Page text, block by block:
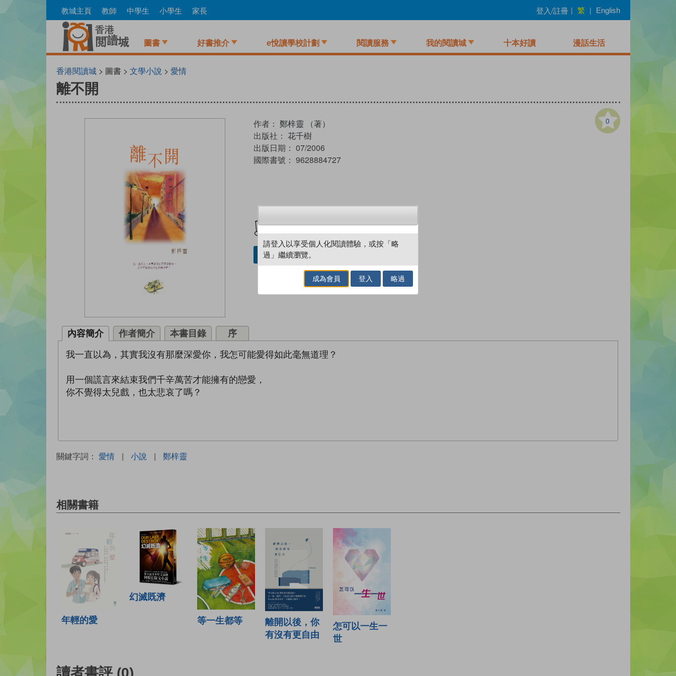
to
教城主頁 教師 中學生 小學生 家長 登入/註冊 | 繁 | English
圖書 好書推介 e悅讀學校計劃 閱讀服務 我的閱讀城 十本好讀 漫話生活
香港閱讀城> 圖書 > 文學小說 > 愛情
離不開
0
作者： 鄭梓靈 （著）
出版社： 花千樹
出版日期： 07/2006
國際書號： 9628884727
借閱實體書
內容簡介 作者簡介 本書目錄 序
我一直以為，其實我沒有那麼深愛你，我怎可能愛得如此毫無道理？
用一個謊言來結束我們千辛萬苦才能擁有的戀愛，
你不覺得太兒戲，也太悲哀了嗎？
關鍵字詞： 愛情 | 小說 | 鄭梓靈
相關書籍
年輕的愛
幻滅既濟
等一生都等
離開以後，你
有沒有更自由
怎可以一生一
世
請登入以享受個人化閱讀體驗，或按「略
過」繼續瀏覽。
成為會員 登入 略過